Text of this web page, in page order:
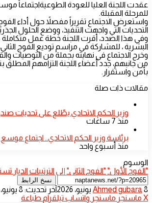
عقدت اللجنة العليا للعودة الطوعيةاجتماعاً
للمرحلة المقبلة.
واستعرض الاجتماع تقريراً مفصلاً حول أداء
التحديات التي واجهت التنفيذ، ووضع الحلول
وفي هذا الصدد، أقرت اللجنة خطة عمل متكاملة
البشرية ، للمشاركة في مراسم توديع الفوج
وخرج الاجتماع في نهايته بجملة من التوصيات
من جانبهم، جدد أعضاء اللجنة التزامهم
بأمن واستقرار.
مقالات ذات صلة
​وزير الحكم الاتحادي يطّلع على تحديات
منذ 7 ساعات
​برئاسة وزير الحكم الاتحادي.. اجتماع موسع
منذ أسبوع واحد
الوسوم
"الفوج الأول" "الفوج الثاني" إلىالترتيباتالديار
نسخ الرابط
Ahmed gubara
أرسل
بريدا
8 يونيو، 2026
آخر تحديث: 8 يونيو، 2026
‫X ماسنجر ماسنجر واتساب تيلقرام طباعة